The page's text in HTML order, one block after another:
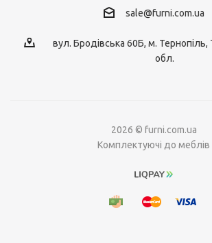
sale@furni.com.ua
вул. Бродівська 60Б, м. Тернопіль,
обл.
2026 © furni.com.ua
Комплектуючі до меблів